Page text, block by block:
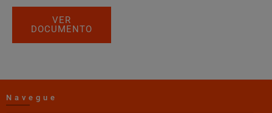
VER
DOCUMENTO
Navegue